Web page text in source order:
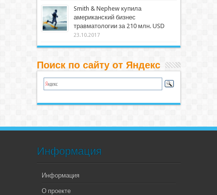
Smith & Nephew купила
американский бизнес
травматологии за 210 млн. USD
23.10.2017
Поиск по сайту от Яндекс
Информация
Информация
О проекте